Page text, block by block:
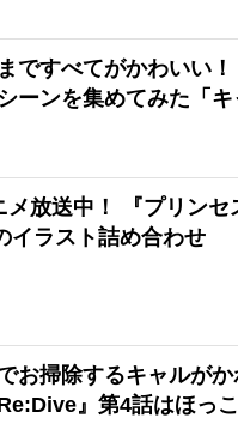
ですべてがかわいい
ーンを集めてみた「
放送中！ 『プリンセ
イラスト詰め合わせ
お掃除するキャルが
』第4話はほっ